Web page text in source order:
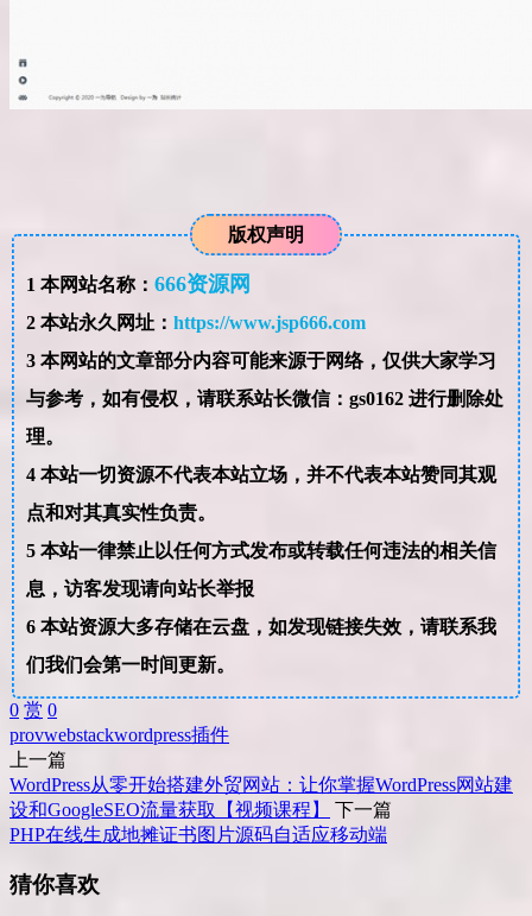
版权声明
1 本网站名称： 666资源网
2本站永久网址： https://www.jsp666.com
3本网站的文章部分内容可能来源于网络，仅供大家学习
与参考，如有侵权，请联系站长微信：gs0162 进行删除处
理。
4本站一切资源不代表本站立场，并不代表本站赞同其观
点和对其真实性负责。
5本站一律禁止以任何方式发布或转载任何违法的相关信
息，访客发现请向站长举报
6本站资源大多存储在云盘，如发现链接失效，请联系我
们我们会第一时间更新。
0 赏 0
provwebstackwordpress插件
上一篇
WordPress从零开始搭建外贸网站：让你掌握WordPress网站建
设和GoogleSEO流量获取【视频课程】
下一篇
PHP在线生成地摊证书图片源码自适应移动端
猜你喜欢